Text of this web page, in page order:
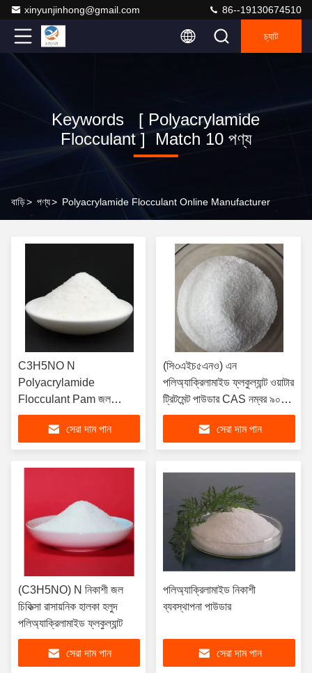
xinyunjinhong@gmail.com 86--19130674510
চ্যাট
Keywords [ Polyacrylamide
Flocculant ] Match 10 পণ্য
বাড়ি> পণ্য> Polyacrylamide Flocculant Online Manufacturer
C3H5NO N
Polyacrylamide
Flocculant Pam জল
চিকিত্সার জন্য রাসায়নিক
সেরা দাম পান
(সি৩এইচ৫এনও) এন
পলিঅ্যাক্রিলামাইড ফ্লকুল্যান্ট ওয়াটার
ট্রিটমেন্ট পাউডার CAS নম্বর ৯০০৩
০৫৮
সেরা দাম পান
(C3H5NO) N নিকাশী জল
চিকিত্সা রাসায়নিক হালকা হলুদ
পলিঅ্যাক্রিলামাইড ফ্লকুল্যান্ট
সেরা দাম পান
পলিঅ্যাক্রিলামাইড নিকাশী
ব্যবস্থাপনা পাউডার
সেরা দাম পান